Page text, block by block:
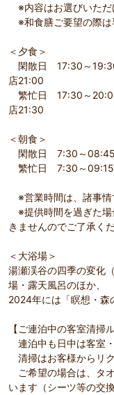
※内容はお選びいただ
※和食膳ご要望の際は
＜夕食＞
閑散日 17:30～
店21:00
繁忙日 17:30～
店21:30
＜朝食＞
閑散日 7:30～
繁忙日 7:30～
※営業時間は、諸事情
※提供時間を過ぎた場
きませんのでご了承くだ
＜大浴場＞
湯瀬渓谷の四季の変化
場・露天風呂のほか、
2024年には「瞑想・森
【ご連泊中の客室清掃
連泊中も日中は客室
清掃はお客様からリ
ご希望の場合は、タ
います（シーツ等の交換